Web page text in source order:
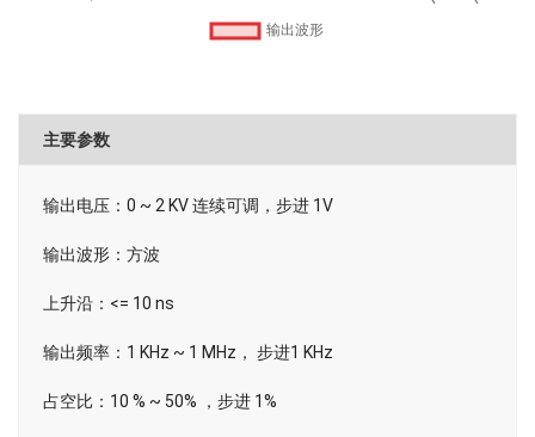
主要参数
输出电压：0 ~ 2 KV 连续可调，步进 1V
输出波形：方波
上升沿：<= 10 ns
输出频率：1 KHz ~ 1 MHz， 步进1 KHz
占空比：10 % ~ 50% ，步进 1%